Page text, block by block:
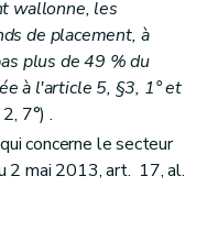
wallonne, les
de placement, à
plus de 49 % du
à l'article 5, §3, 1° et
7°) .
concerne le secteur
2 mai 2013, art. 17, al.